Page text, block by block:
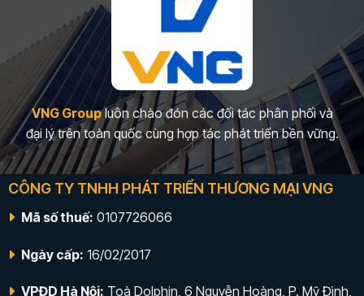
VNG Groupluôn chào đón các đối tác phân phối và
đại lý trên toàn quốc cùng hợp tác phát triển bền vững.
CÔNG TY TNHH PHÁT TRIỂN THƯƠNG MẠI VNG
Mã số thuế: 0107726066
Ngày cấp: 16/02/2017
VPĐD Hà Nội: Toà Dolphin, 6 Nguyễn Hoàng, P. Mỹ Đình,